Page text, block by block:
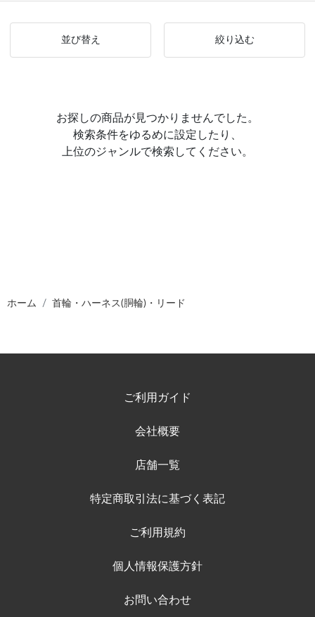
並び替え 絞り込む
お探しの商品が見つかりませんでした。
検索条件をゆるめに設定したり、
上位のジャンルで検索してください。
ホーム 首輪・ハーネス(胴輪)・リード
ご利用ガイド
会社概要
店舗一覧
特定商取引法に基づく表記
ご利用規約
個人情報保護方針
お問い合わせ